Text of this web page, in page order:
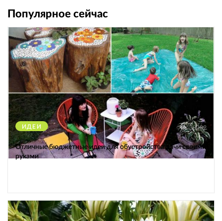
Популярное сейчас
ИДЕИ 38282
Отличные бюджетные идеи для обустройства дачи своими
руками